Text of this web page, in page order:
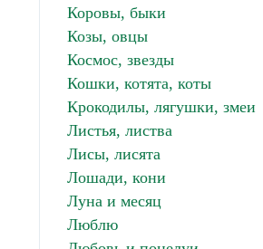
Коровы, быки
Козы, овцы
Космос, звезды
Кошки, котята, коты
Крокодилы, лягушки, змеи
Листья, листва
Лисы, лисята
Лошади, кони
Луна и месяц
Люблю